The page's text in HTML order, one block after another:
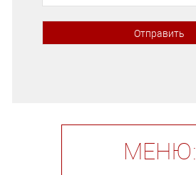
МЕНЮ: